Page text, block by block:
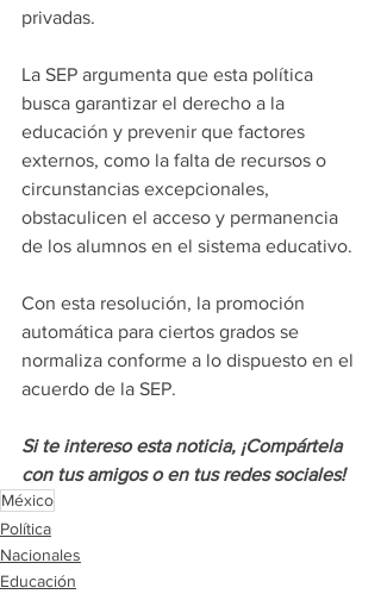
privadas.
La SEP argumenta que esta política
busca garantizar el derecho a la
educación y prevenir que factores
externos, como la falta de recursos o
circunstancias excepcionales,
obstaculicen el acceso y permanencia
de los alumnos en el sistema educativo.
Con esta resolución, la promoción
automática para ciertos grados se
normaliza conforme a lo dispuesto en el
acuerdo de la SEP.
Si te intereso esta noticia, ¡Compártela
con tus amigos o en tus redes sociales!
México
Política
Nacionales
Educación